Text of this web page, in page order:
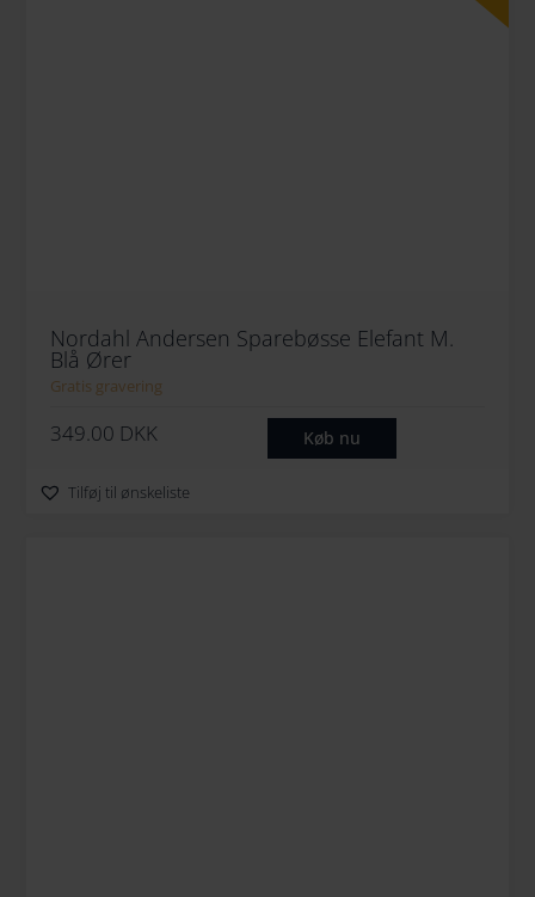
Nordahl Andersen Sparebøsse Elefant M.
Blå Ører
Gratis gravering
349.00 DKK Køb nu
Tilføj til ønskeliste